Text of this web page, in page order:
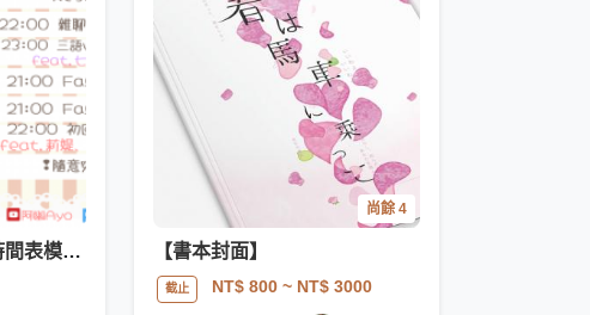
實況主/Vtuber 實況時間表模板 周表模板【商用可】
尚餘 4
【書本封面】
截止 NT$ 800~ NT$ 3000